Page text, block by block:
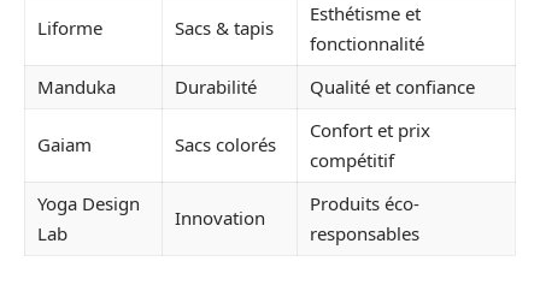
Liforme Sacs & tapis
Esthétisme et
fonctionnalité
Manduka
Durabilité Qualité et confiance
Gaiam Sacs colorés
Confort et prix
compétitif
Yoga Design
Lab
Innovation
Produits éco-
responsables